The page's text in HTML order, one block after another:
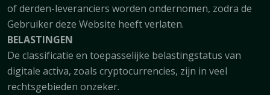
of derden-leveranciers worden ondernomen, zodra de
Gebruiker deze Website heeft verlaten.
BELASTINGEN
De classificatie en toepasselijke belastingstatus van
digitale activa, zoals cryptocurrencies, zijn in veel
rechtsgebieden onzeker.